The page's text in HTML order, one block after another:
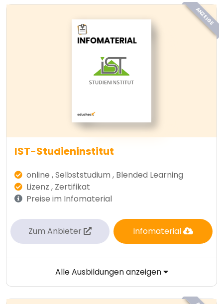
ANZEIGE
IST-Studieninstitut
online , Selbststudium , Blended Learning
Lizenz , Zertifikat
Preise im Infomaterial
Zum Anbieter Infomaterial
Alle Ausbildungen anzeigen